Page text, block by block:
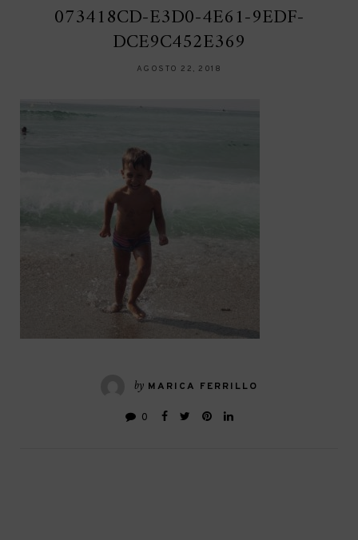
073418CD-E3D0-4E61-9EDF-
DCE9C452E369
AGOSTO 22, 2018
by MARICA FERRILLO
0